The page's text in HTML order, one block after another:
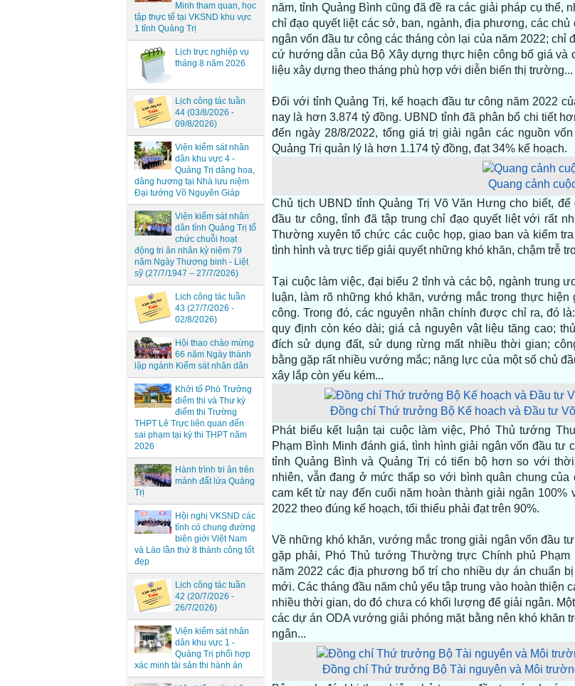
Minh tham quan, học
tập thực tế tại VKSND khu vực
1 tỉnh Quảng Trị
Lịch trực nghiệp vụ
tháng 8 năm 2026
Lịch công tác tuần
44 (03/8/2026 -
09/8/2026)
Viện kiểm sát nhân
dân khu vực 4 -
Quảng Trị dâng hoa,
dâng hương tại Nhà lưu niệm
Đại tướng Võ Nguyên Giáp
Viện kiểm sát nhân
dân tỉnh Quảng Trị tổ
chức chuỗi hoạt
động tri ân nhân kỷ niệm 79
năm Ngày Thương binh - Liệt
sỹ (27/7/1947 – 27/7/2026)
Lịch công tác tuần
43 (27/7/2026 -
02/8/2026)
Hội thao chào mừng
66 năm Ngày thành
lập ngành Kiểm sát nhân dân
Khởi tố Phó Trưởng
điểm thi và Thư ký
điểm thi Trường
THPT Lê Trực liên quan đến
sai phạm tại kỳ thi THPT năm
2026
Hành trình tri ân trên
mảnh đất lửa Quảng
Trị
Hội nghị VKSND các
tỉnh có chung đường
biên giới Việt Nam
và Lào lần thứ 8 thành công tốt
đẹp
Lịch công tác tuần
42 (20/7/2026 -
26/7/2026)
Viện kiểm sát nhân
dân khu vực 1 -
Quảng Trị phối hợp
xác minh tài sản thi hành án
năm, tỉnh Quảng Bình cũng đã đề ra các giải pháp cụ thể,
chỉ đạo quyết liệt các sở, ban, ngành, địa phương, các chủ
ngân vốn đầu tư công các tháng còn lại của năm 2022; chỉ
cứ hướng dẫn của Bộ Xây dựng thực hiện công bố giá và
liệu xây dựng theo tháng phù hợp với diễn biến thị trường...
Đối với tỉnh Quảng Trị, kế hoạch đầu tư công năm 2022
nay là hơn 3.874 tỷ đồng. UBND tỉnh đã phân bổ chi tiết
đến ngày 28/8/2022, tổng giá trị giải ngân các nguồn
Quảng Trị quản lý là hơn 1.174 tỷ đồng, đạt 34% kế hoạch.
Quang cảnh
Chủ tịch UBND tỉnh Quảng Trị Võ Văn Hưng cho biết, để
đầu tư công, tỉnh đã tập trung chỉ đạo quyết liệt với rất
Thường xuyên tổ chức các cuộc họp, giao ban và kiểm
tình hình và trực tiếp giải quyết những khó khăn, chậm trễ
Tại cuộc làm việc, đại biểu 2 tỉnh và các bộ, ngành trung
luận, làm rõ những khó khăn, vướng mắc trong thực
công. Trong đó, các nguyên nhân chính được chỉ ra, đó
quy định còn kéo dài; giá cả nguyên vật liệu tăng cao;
đích sử dụng đất, sử dụng rừng mất nhiều thời gian;
bằng gặp rất nhiều vướng mắc; năng lực của một số chủ
xây lắp còn yếu kém...
Đồng chí Thứ trưởng Bộ Kế hoạch và Đầu tư Võ
Phát biểu kết luận tại cuộc làm việc, Phó Thủ tướng
Phạm Bình Minh đánh giá, tình hình giải ngân vốn đầu tư
tỉnh Quảng Bình và Quảng Trị có tiến bộ hơn so với
nhiên, vẫn đang ở mức thấp so với bình quân chung
cam kết từ nay đến cuối năm hoàn thành giải ngân 100%
2022 theo đúng kế hoạch, tối thiểu phải đạt trên 90%.
Về những khó khăn, vướng mắc trong giải ngân vốn đầu
gặp phải, Phó Thủ tướng Thường trực Chính phủ Phạm
năm 2022 các địa phương bố trí cho nhiều dự án chuẩn
mới. Các tháng đầu năm chủ yếu tập trung vào hoàn thiện
nhiều thời gian, do đó chưa có khối lượng để giải ngân.
các dự án ODA vướng giải phóng mặt bằng nên khó khăn
ngân...
Đồng chí Thứ trưởng Bộ Tài nguyên và Môi